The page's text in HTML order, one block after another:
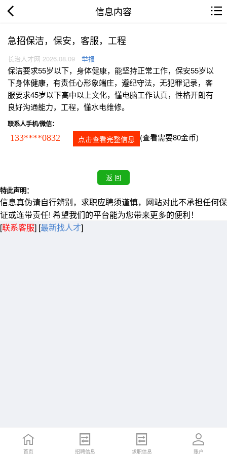
信息内容
急招保洁，保安，客服，工程
长治人才网 2026.08.09 举报
保洁要求55岁以下，身体健康，能坚持正常工作，保安55岁以
下身体健康，有责任心形象端庄，遵纪守法，无犯罪记录，客
服要求45岁以下高中以上文化，懂电脑工作认真，性格开朗有
良好沟通能力，工程，懂水电维修。
联系人手机/微信：
133****0832 点击查看完整信息 (查看需要80金币)
特此声明：
信息真伪请自行辨别，求职应聘须谨慎，网站对此不承担任何保
证或连带责任! 希望我们的平台能为您带来更多的便利！
[联系客服] [最新找人才]
首页 招聘信息 求职信息 账户